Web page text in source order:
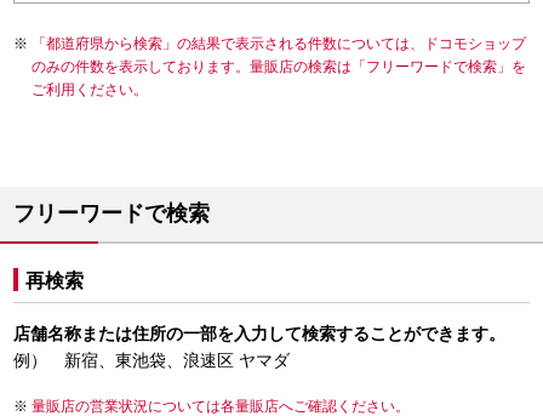
「都道府県から検索」の結果で表示される件数については、ドコモショップ
のみの件数を表示しております。量販店の検索は「フリーワードで検索」を
ご利用ください。
フリーワードで検索
再検索
店舗名称または住所の一部を入力して検索することができます。
例） 新宿、東池袋、浪速区 ヤマダ
量販店の営業状況については各量販店へご確認ください。